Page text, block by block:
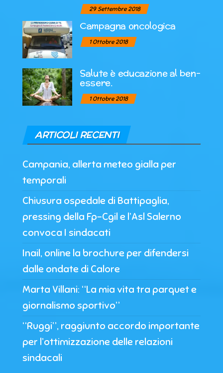
29 Settembre 2018
Campagna oncologica
1 Ottobre 2018
Salute è educazione al ben-
essere.
1 Ottobre 2018
ARTICOLI RECENTI
Campania, allerta meteo gialla per
temporali
Chiusura ospedale di Battipaglia,
pressing della Fp-Cgil e l’Asl Salerno
convoca I sindacati
Inail, online la brochure per difendersi
dalle ondate di Calore
Marta Villani: “La mia vita tra parquet e
giornalismo sportivo”
“Ruggi”, raggiunto accordo importante
per l’ottimizzazione delle relazioni
sindacali